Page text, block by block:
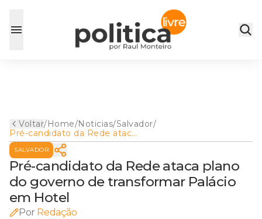
Voltar/Home/Noticias/Salvador/
Pré-candidato da Rede ataca
plano do governo de
transformar Palácio em Hotel
SALVADOR
Pré-candidato da Rede ataca plano
do governo de transformar Palácio
em Hotel
Por Redação